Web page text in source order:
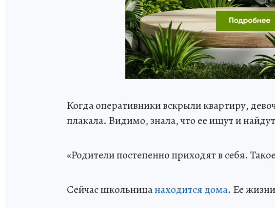
Когда оперативники вскрыли квартиру,
плакала. Видимо, знала, что ее ищут и
«Родители постепенно приходят в себя.
Сейчас школьницанаходится дома. Ее